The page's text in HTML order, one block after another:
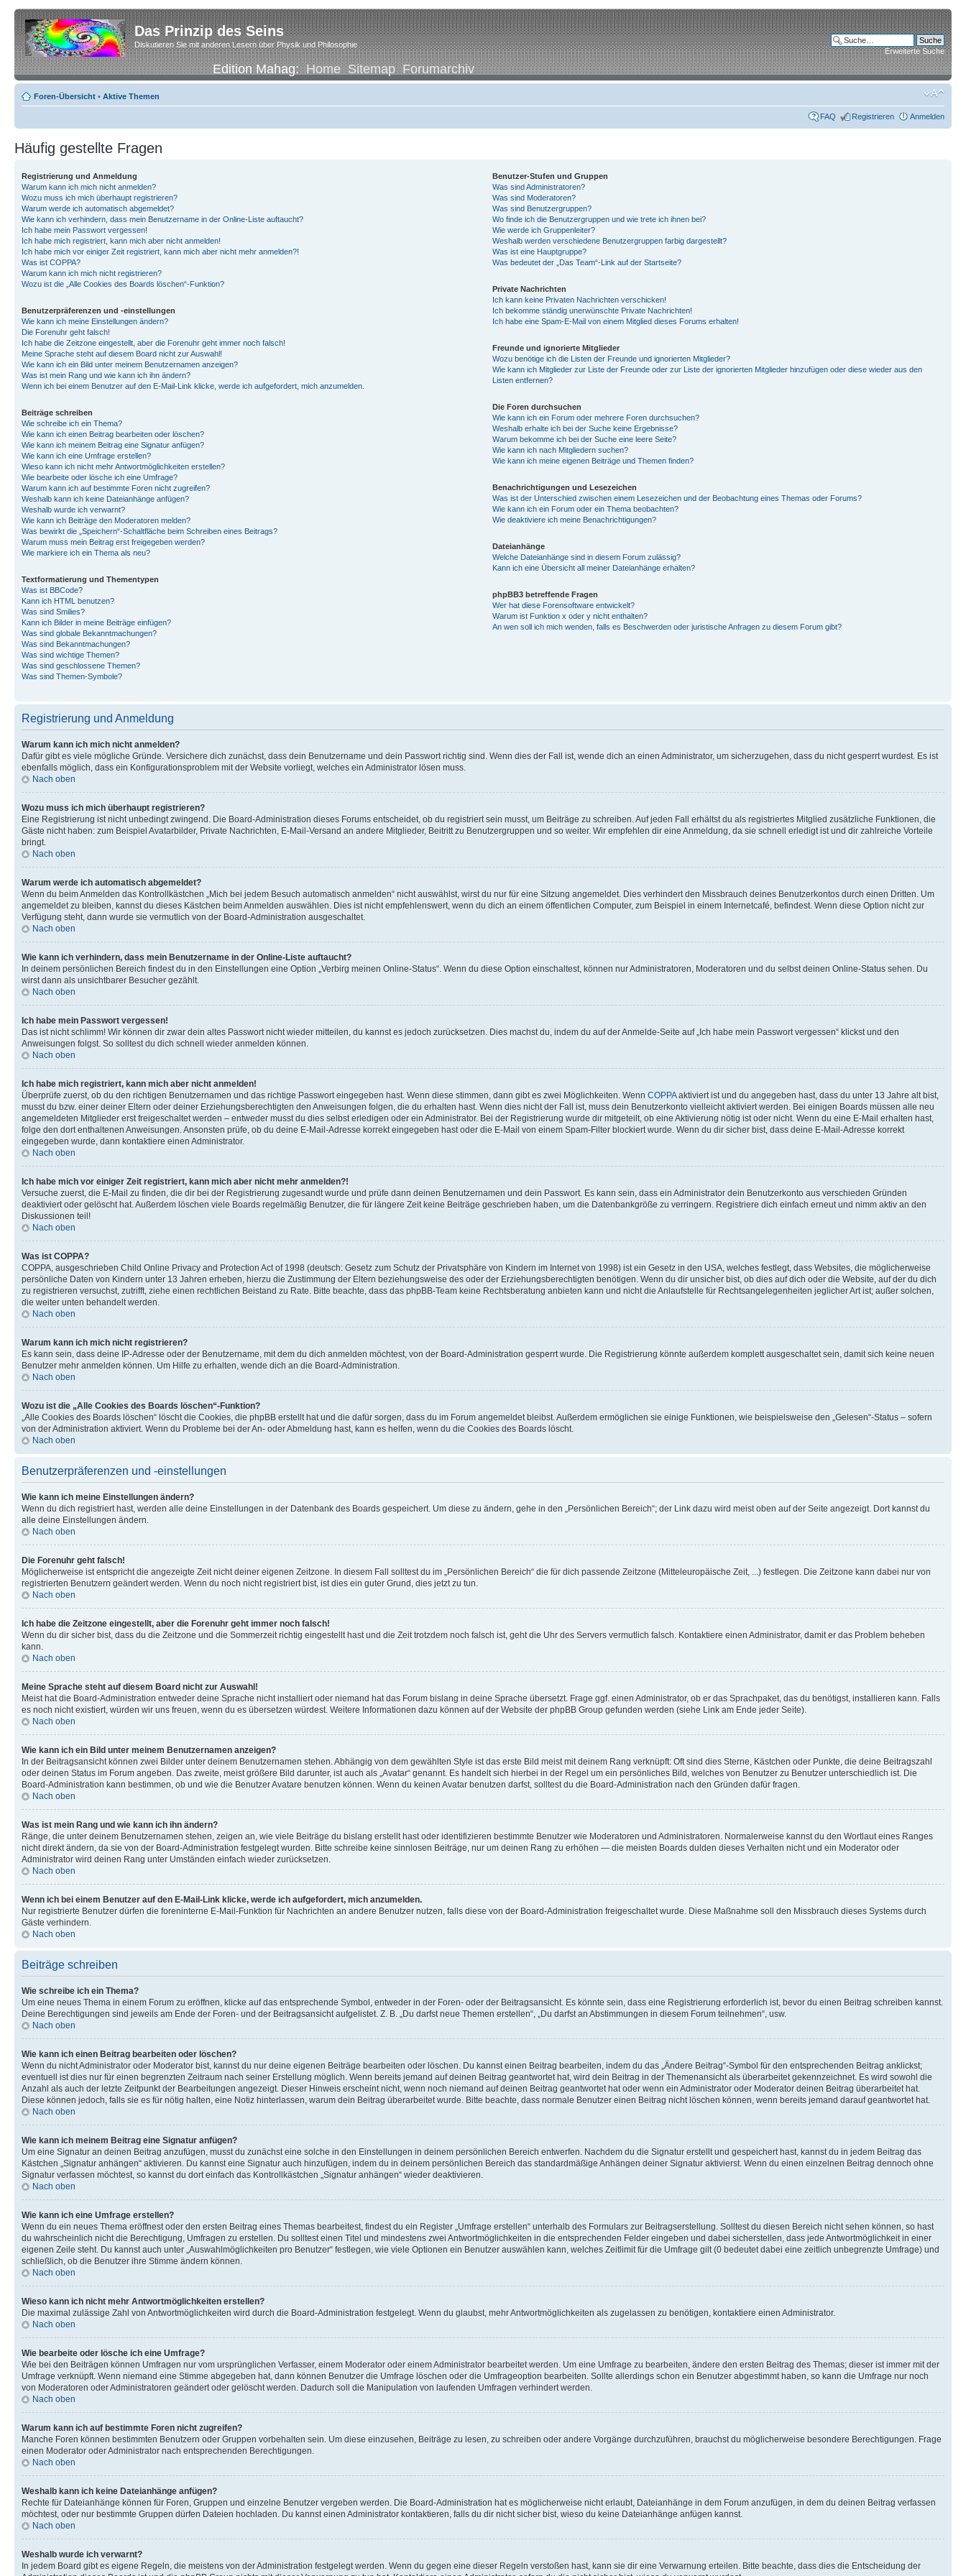
Das Prinzip des Seins
Diskutieren Sie mit anderen Lesern über Physik und Philosophie
Edition Mahag:Home Sitemap Forumarchiv
Erweiterte Suche
Foren-Übersicht • Aktive Themen
FAQ Registrieren Anmelden
Häufig gestellte Fragen
Registrierung und Anmeldung
Warum kann ich mich nicht anmelden?
Wozu muss ich mich überhaupt registrieren?
Warum werde ich automatisch abgemeldet?
Wie kann ich verhindern, dass mein Benutzername in der Online-Liste auftaucht?
Ich habe mein Passwort vergessen!
Ich habe mich registriert, kann mich aber nicht anmelden!
Ich habe mich vor einiger Zeit registriert, kann mich aber nicht mehr anmelden?!
Was ist COPPA?
Warum kann ich mich nicht registrieren?
Wozu ist die „Alle Cookies des Boards löschen“-Funktion?
Benutzerpräferenzen und -einstellungen
Wie kann ich meine Einstellungen ändern?
Die Forenuhr geht falsch!
Ich habe die Zeitzone eingestellt, aber die Forenuhr geht immer noch falsch!
Meine Sprache steht auf diesem Board nicht zur Auswahl!
Wie kann ich ein Bild unter meinem Benutzernamen anzeigen?
Was ist mein Rang und wie kann ich ihn ändern?
Wenn ich bei einem Benutzer auf den E-Mail-Link klicke, werde ich aufgefordert, mich anzumelden.
Beiträge schreiben
Wie schreibe ich ein Thema?
Wie kann ich einen Beitrag bearbeiten oder löschen?
Wie kann ich meinem Beitrag eine Signatur anfügen?
Wie kann ich eine Umfrage erstellen?
Wieso kann ich nicht mehr Antwortmöglichkeiten erstellen?
Wie bearbeite oder lösche ich eine Umfrage?
Warum kann ich auf bestimmte Foren nicht zugreifen?
Weshalb kann ich keine Dateianhänge anfügen?
Weshalb wurde ich verwarnt?
Wie kann ich Beiträge den Moderatoren melden?
Was bewirkt die „Speichern“-Schaltfläche beim Schreiben eines Beitrags?
Warum muss mein Beitrag erst freigegeben werden?
Wie markiere ich ein Thema als neu?
Textformatierung und Thementypen
Was ist BBCode?
Kann ich HTML benutzen?
Was sind Smilies?
Kann ich Bilder in meine Beiträge einfügen?
Was sind globale Bekanntmachungen?
Was sind Bekanntmachungen?
Was sind wichtige Themen?
Was sind geschlossene Themen?
Was sind Themen-Symbole?
Benutzer-Stufen und Gruppen
Was sind Administratoren?
Was sind Moderatoren?
Was sind Benutzergruppen?
Wo finde ich die Benutzergruppen und wie trete ich ihnen bei?
Wie werde ich Gruppenleiter?
Weshalb werden verschiedene Benutzergruppen farbig dargestellt?
Was ist eine Hauptgruppe?
Was bedeutet der „Das Team“-Link auf der Startseite?
Private Nachrichten
Ich kann keine Privaten Nachrichten verschicken!
Ich bekomme ständig unerwünschte Private Nachrichten!
Ich habe eine Spam-E-Mail von einem Mitglied dieses Forums erhalten!
Freunde und ignorierte Mitglieder
Wozu benötige ich die Listen der Freunde und ignorierten Mitglieder?
Wie kann ich Mitglieder zur Liste der Freunde oder zur Liste der ignorierten Mitglieder hinzufügen oder diese wieder aus den
Listen entfernen?
Die Foren durchsuchen
Wie kann ich ein Forum oder mehrere Foren durchsuchen?
Weshalb erhalte ich bei der Suche keine Ergebnisse?
Warum bekomme ich bei der Suche eine leere Seite?
Wie kann ich nach Mitgliedern suchen?
Wie kann ich meine eigenen Beiträge und Themen finden?
Benachrichtigungen und Lesezeichen
Was ist der Unterschied zwischen einem Lesezeichen und der Beobachtung eines Themas oder Forums?
Wie kann ich ein Forum oder ein Thema beobachten?
Wie deaktiviere ich meine Benachrichtigungen?
Dateianhänge
Welche Dateianhänge sind in diesem Forum zulässig?
Kann ich eine Übersicht all meiner Dateianhänge erhalten?
phpBB3 betreffende Fragen
Wer hat diese Forensoftware entwickelt?
Warum ist Funktion x oder y nicht enthalten?
An wen soll ich mich wenden, falls es Beschwerden oder juristische Anfragen zu diesem Forum gibt?
Registrierung und Anmeldung
Warum kann ich mich nicht anmelden?
Dafür gibt es viele mögliche Gründe. Versichere dich zunächst, dass dein Benutzername und dein Passwort richtig sind. Wenn dies der Fall ist, wende dich an einen Administrator, um sicherzugehen, dass du nicht gesperrt wurdest. Es ist
ebenfalls möglich, dass ein Konfigurationsproblem mit der Website vorliegt, welches ein Administrator lösen muss.
Nach oben
Wozu muss ich mich überhaupt registrieren?
Eine Registrierung ist nicht unbedingt zwingend. Die Board-Administration dieses Forums entscheidet, ob du registriert sein musst, um Beiträge zu schreiben. Auf jeden Fall erhältst du als registriertes Mitglied zusätzliche Funktionen, die
Gäste nicht haben: zum Beispiel Avatarbilder, Private Nachrichten, E-Mail-Versand an andere Mitglieder, Beitritt zu Benutzergruppen und so weiter. Wir empfehlen dir eine Anmeldung, da sie schnell erledigt ist und dir zahlreiche Vorteile
bringt.
Nach oben
Warum werde ich automatisch abgemeldet?
Wenn du beim Anmelden das Kontrollkästchen „Mich bei jedem Besuch automatisch anmelden“ nicht auswählst, wirst du nur für eine Sitzung angemeldet. Dies verhindert den Missbrauch deines Benutzerkontos durch einen Dritten. Um
angemeldet zu bleiben, kannst du dieses Kästchen beim Anmelden auswählen. Dies ist nicht empfehlenswert, wenn du dich an einem öffentlichen Computer, zum Beispiel in einem Internetcafé, befindest. Wenn diese Option nicht zur
Verfügung steht, dann wurde sie vermutlich von der Board-Administration ausgeschaltet.
Nach oben
Wie kann ich verhindern, dass mein Benutzername in der Online-Liste auftaucht?
In deinem persönlichen Bereich findest du in den Einstellungen eine Option „Verbirg meinen Online-Status“. Wenn du diese Option einschaltest, können nur Administratoren, Moderatoren und du selbst deinen Online-Status sehen. Du
wirst dann als unsichtbarer Besucher gezählt.
Nach oben
Ich habe mein Passwort vergessen!
Das ist nicht schlimm! Wir können dir zwar dein altes Passwort nicht wieder mitteilen, du kannst es jedoch zurücksetzen. Dies machst du, indem du auf der Anmelde-Seite auf „Ich habe mein Passwort vergessen“ klickst und den
Anweisungen folgst. So solltest du dich schnell wieder anmelden können.
Nach oben
Ich habe mich registriert, kann mich aber nicht anmelden!
Überprüfe zuerst, ob du den richtigen Benutzernamen und das richtige Passwort eingegeben hast. Wenn diese stimmen, dann gibt es zwei Möglichkeiten. Wenn COPPAaktiviert ist und du angegeben hast, dass du unter 13 Jahre alt bist,
musst du bzw. einer deiner Eltern oder deiner Erziehungsberechtigten den Anweisungen folgen, die du erhalten hast. Wenn dies nicht der Fall ist, muss dein Benutzerkonto vielleicht aktiviert werden. Bei einigen Boards müssen alle neu
angemeldeten Mitglieder erst freigeschaltet werden – entweder musst du dies selbst erledigen oder ein Administrator. Bei der Registrierung wurde dir mitgeteilt, ob eine Aktivierung nötig ist oder nicht. Wenn du eine E-Mail erhalten hast,
folge den dort enthaltenen Anweisungen. Ansonsten prüfe, ob du deine E-Mail-Adresse korrekt eingegeben hast oder die E-Mail von einem Spam-Filter blockiert wurde. Wenn du dir sicher bist, dass deine E-Mail-Adresse korrekt
eingegeben wurde, dann kontaktiere einen Administrator.
Nach oben
Ich habe mich vor einiger Zeit registriert, kann mich aber nicht mehr anmelden?!
Versuche zuerst, die E-Mail zu finden, die dir bei der Registrierung zugesandt wurde und prüfe dann deinen Benutzernamen und dein Passwort. Es kann sein, dass ein Administrator dein Benutzerkonto aus verschieden Gründen
deaktiviert oder gelöscht hat. Außerdem löschen viele Boards regelmäßig Benutzer, die für längere Zeit keine Beiträge geschrieben haben, um die Datenbankgröße zu verringern. Registriere dich einfach erneut und nimm aktiv an den
Diskussionen teil!
Nach oben
Was ist COPPA?
COPPA, ausgeschrieben Child Online Privacy and Protection Act of 1998 (deutsch: Gesetz zum Schutz der Privatsphäre von Kindern im Internet von 1998) ist ein Gesetz in den USA, welches festlegt, dass Websites, die möglicherweise
persönliche Daten von Kindern unter 13 Jahren erheben, hierzu die Zustimmung der Eltern beziehungsweise des oder der Erziehungsberechtigten benötigen. Wenn du dir unsicher bist, ob dies auf dich oder die Website, auf der du dich
zu registrieren versuchst, zutrifft, ziehe einen rechtlichen Beistand zu Rate. Bitte beachte, dass das phpBB-Team keine Rechtsberatung anbieten kann und nicht die Anlaufstelle für Rechtsangelegenheiten jeglicher Art ist; außer solchen,
die weiter unten behandelt werden.
Nach oben
Warum kann ich mich nicht registrieren?
Es kann sein, dass deine IP-Adresse oder der Benutzername, mit dem du dich anmelden möchtest, von der Board-Administration gesperrt wurde. Die Registrierung könnte außerdem komplett ausgeschaltet sein, damit sich keine neuen
Benutzer mehr anmelden können. Um Hilfe zu erhalten, wende dich an die Board-Administration.
Nach oben
Wozu ist die „Alle Cookies des Boards löschen“-Funktion?
„Alle Cookies des Boards löschen“ löscht die Cookies, die phpBB erstellt hat und die dafür sorgen, dass du im Forum angemeldet bleibst. Außerdem ermöglichen sie einige Funktionen, wie beispielsweise den „Gelesen“-Status – sofern
von der Administration aktiviert. Wenn du Probleme bei der An- oder Abmeldung hast, kann es helfen, wenn du die Cookies des Boards löscht.
Nach oben
Benutzerpräferenzen und -einstellungen
Wie kann ich meine Einstellungen ändern?
Wenn du dich registriert hast, werden alle deine Einstellungen in der Datenbank des Boards gespeichert. Um diese zu ändern, gehe in den „Persönlichen Bereich“; der Link dazu wird meist oben auf der Seite angezeigt. Dort kannst du
alle deine Einstellungen ändern.
Nach oben
Die Forenuhr geht falsch!
Möglicherweise ist entspricht die angezeigte Zeit nicht deiner eigenen Zeitzone. In diesem Fall solltest du im „Persönlichen Bereich“ die für dich passende Zeitzone (Mitteleuropäische Zeit, ...) festlegen. Die Zeitzone kann dabei nur von
registrierten Benutzern geändert werden. Wenn du noch nicht registriert bist, ist dies ein guter Grund, dies jetzt zu tun.
Nach oben
Ich habe die Zeitzone eingestellt, aber die Forenuhr geht immer noch falsch!
Wenn du dir sicher bist, dass du die Zeitzone und die Sommerzeit richtig eingestellt hast und die Zeit trotzdem noch falsch ist, geht die Uhr des Servers vermutlich falsch. Kontaktiere einen Administrator, damit er das Problem beheben
kann.
Nach oben
Meine Sprache steht auf diesem Board nicht zur Auswahl!
Meist hat die Board-Administration entweder deine Sprache nicht installiert oder niemand hat das Forum bislang in deine Sprache übersetzt. Frage ggf. einen Administrator, ob er das Sprachpaket, das du benötigst, installieren kann. Falls
es noch nicht existiert, würden wir uns freuen, wenn du es übersetzen würdest. Weitere Informationen dazu können auf der Website der phpBB Group gefunden werden (siehe Link am Ende jeder Seite).
Nach oben
Wie kann ich ein Bild unter meinem Benutzernamen anzeigen?
In der Beitragsansicht können zwei Bilder unter deinem Benutzernamen stehen. Abhängig von dem gewählten Style ist das erste Bild meist mit deinem Rang verknüpft: Oft sind dies Sterne, Kästchen oder Punkte, die deine Beitragszahl
oder deinen Status im Forum angeben. Das zweite, meist größere Bild darunter, ist auch als „Avatar“ genannt. Es handelt sich hierbei in der Regel um ein persönliches Bild, welches von Benutzer zu Benutzer unterschiedlich ist. Die
Board-Administration kann bestimmen, ob und wie die Benutzer Avatare benutzen können. Wenn du keinen Avatar benutzen darfst, solltest du die Board-Administration nach den Gründen dafür fragen.
Nach oben
Was ist mein Rang und wie kann ich ihn ändern?
Ränge, die unter deinem Benutzernamen stehen, zeigen an, wie viele Beiträge du bislang erstellt hast oder identifizieren bestimmte Benutzer wie Moderatoren und Administratoren. Normalerweise kannst du den Wortlaut eines Ranges
nicht direkt ändern, da sie von der Board-Administration festgelegt wurden. Bitte schreibe keine sinnlosen Beiträge, nur um deinen Rang zu erhöhen — die meisten Boards dulden dieses Verhalten nicht und ein Moderator oder
Administrator wird deinen Rang unter Umständen einfach wieder zurücksetzen.
Nach oben
Wenn ich bei einem Benutzer auf den E-Mail-Link klicke, werde ich aufgefordert, mich anzumelden.
Nur registrierte Benutzer dürfen die foreninterne E-Mail-Funktion für Nachrichten an andere Benutzer nutzen, falls diese von der Board-Administration freigeschaltet wurde. Diese Maßnahme soll den Missbrauch dieses Systems durch
Gäste verhindern.
Nach oben
Beiträge schreiben
Wie schreibe ich ein Thema?
Um eine neues Thema in einem Forum zu eröffnen, klicke auf das entsprechende Symbol, entweder in der Foren- oder der Beitragsansicht. Es könnte sein, dass eine Registrierung erforderlich ist, bevor du einen Beitrag schreiben kannst.
Deine Berechtigungen sind jeweils am Ende der Foren- und der Beitragsansicht aufgelistet. Z. B. „Du darfst neue Themen erstellen“, „Du darfst an Abstimmungen in diesem Forum teilnehmen“, usw.
Nach oben
Wie kann ich einen Beitrag bearbeiten oder löschen?
Wenn du nicht Administrator oder Moderator bist, kannst du nur deine eigenen Beiträge bearbeiten oder löschen. Du kannst einen Beitrag bearbeiten, indem du das „Ändere Beitrag“-Symbol für den entsprechenden Beitrag anklickst;
eventuell ist dies nur für einen begrenzten Zeitraum nach seiner Erstellung möglich. Wenn bereits jemand auf deinen Beitrag geantwortet hat, wird dein Beitrag in der Themenansicht als überarbeitet gekennzeichnet. Es wird sowohl die
Anzahl als auch der letzte Zeitpunkt der Bearbeitungen angezeigt. Dieser Hinweis erscheint nicht, wenn noch niemand auf deinen Beitrag geantwortet hat oder wenn ein Administrator oder Moderator deinen Beitrag überarbeitet hat.
Diese können jedoch, falls sie es für nötig halten, eine Notiz hinterlassen, warum dein Beitrag überarbeitet wurde. Bitte beachte, dass normale Benutzer einen Beitrag nicht löschen können, wenn bereits jemand darauf geantwortet hat.
Nach oben
Wie kann ich meinem Beitrag eine Signatur anfügen?
Um eine Signatur an deinen Beitrag anzufügen, musst du zunächst eine solche in den Einstellungen in deinem persönlichen Bereich entwerfen. Nachdem du die Signatur erstellt und gespeichert hast, kannst du in jedem Beitrag das
Kästchen „Signatur anhängen“ aktivieren. Du kannst eine Signatur auch hinzufügen, indem du in deinem persönlichen Bereich das standardmäßige Anhängen deiner Signatur aktivierst. Wenn du einen einzelnen Beitrag dennoch ohne
Signatur verfassen möchtest, so kannst du dort einfach das Kontrollkästchen „Signatur anhängen“ wieder deaktivieren.
Nach oben
Wie kann ich eine Umfrage erstellen?
Wenn du ein neues Thema eröffnest oder den ersten Beitrag eines Themas bearbeitest, findest du ein Register „Umfrage erstellen“ unterhalb des Formulars zur Beitragserstellung. Solltest du diesen Bereich nicht sehen können, so hast
du wahrscheinlich nicht die Berechtigung, Umfragen zu erstellen. Du solltest einen Titel und mindestens zwei Antwortmöglichkeiten in die entsprechenden Felder eingeben und dabei sicherstellen, dass jede Antwortmöglichkeit in einer
eigenen Zeile steht. Du kannst auch unter „Auswahlmöglichkeiten pro Benutzer“ festlegen, wie viele Optionen ein Benutzer auswählen kann, welches Zeitlimit für die Umfrage gilt (0 bedeutet dabei eine zeitlich unbegrenzte Umfrage) und
schließlich, ob die Benutzer ihre Stimme ändern können.
Nach oben
Wieso kann ich nicht mehr Antwortmöglichkeiten erstellen?
Die maximal zulässige Zahl von Antwortmöglichkeiten wird durch die Board-Administration festgelegt. Wenn du glaubst, mehr Antwortmöglichkeiten als zugelassen zu benötigen, kontaktiere einen Administrator.
Nach oben
Wie bearbeite oder lösche ich eine Umfrage?
Wie bei den Beiträgen können Umfragen nur vom ursprünglichen Verfasser, einem Moderator oder einem Administrator bearbeitet werden. Um eine Umfrage zu bearbeiten, ändere den ersten Beitrag des Themas; dieser ist immer mit der
Umfrage verknüpft. Wenn niemand eine Stimme abgegeben hat, dann können Benutzer die Umfrage löschen oder die Umfrageoption bearbeiten. Sollte allerdings schon ein Benutzer abgestimmt haben, so kann die Umfrage nur noch
von Moderatoren oder Administratoren geändert oder gelöscht werden. Dadurch soll die Manipulation von laufenden Umfragen verhindert werden.
Nach oben
Warum kann ich auf bestimmte Foren nicht zugreifen?
Manche Foren können bestimmten Benutzern oder Gruppen vorbehalten sein. Um diese einzusehen, Beiträge zu lesen, zu schreiben oder andere Vorgänge durchzuführen, brauchst du möglicherweise besondere Berechtigungen. Frage
einen Moderator oder Administrator nach entsprechenden Berechtigungen.
Nach oben
Weshalb kann ich keine Dateianhänge anfügen?
Rechte für Dateianhänge können für Foren, Gruppen und einzelne Benutzer vergeben werden. Die Board-Administration hat es möglicherweise nicht erlaubt, Dateianhänge in dem Forum anzufügen, in dem du deinen Beitrag verfassen
möchtest, oder nur bestimmte Gruppen dürfen Dateien hochladen. Du kannst einen Administrator kontaktieren, falls du dir nicht sicher bist, wieso du keine Dateianhänge anfügen kannst.
Nach oben
Weshalb wurde ich verwarnt?
In jedem Board gibt es eigene Regeln, die meistens von der Administration festgelegt werden. Wenn du gegen eine dieser Regeln verstoßen hast, kann sie dir eine Verwarnung erteilen. Bitte beachte, dass dies die Entscheidung der